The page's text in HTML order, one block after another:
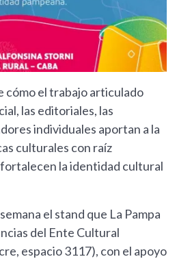
cómo el trabajo articulado
las editoriales, las
individuales aportan a la
culturales con raíz
la identidad cultural
el stand que La Pampa
del Ente Cultural
espacio 3117), con el apoyo